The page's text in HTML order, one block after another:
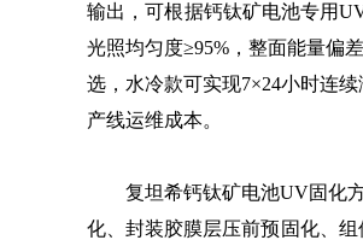
输出，可根据钙钛矿电池专用
光照均匀度≥95%，整面能量偏
选，水冷款可实现7×24小时连
产线运维成本。
复坦希钙钛矿电池UV固化方
化、封装胶膜层压前预固化、